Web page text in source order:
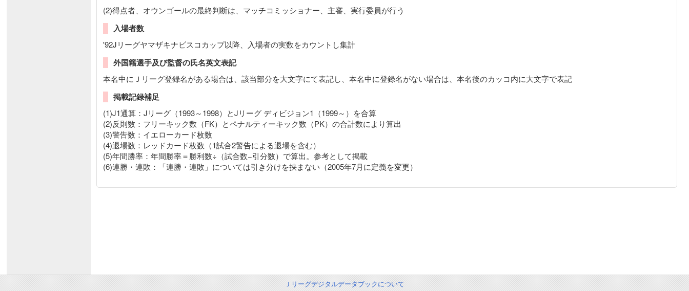
(2)得点者、オウンゴールの最終判断は、マッチコミッショナー、主審、実行委員が行う
入場者数
'92Jリーグヤマザキナビスコカップ以降、入場者の実数をカウントし集計
外国籍選手及び監督の氏名英文表記
本名中にＪリーグ登録名がある場合は、該当部分を大文字にて表記し、本名中に登録名がない場合は、本名後のカッコ内に大文字で表記
掲載記録補足
(1)J1通算：Jリーグ（1993～1998）とJリーグ ディビジョン1（1999～）を合算
(2)反則数：フリーキック数（FK）とペナルティーキック数（PK）の合計数により算出
(3)警告数：イエローカード枚数
(4)退場数：レッドカード枚数（1試合2警告による退場を含む）
(5)年間勝率：年間勝率＝勝利数÷（試合数−引分数）で算出。参考として掲載
(6)連勝・連敗：「連勝・連敗」については引き分けを挟まない（2005年7月に定義を変更）
Ｊリーグデジタルデータブックについて